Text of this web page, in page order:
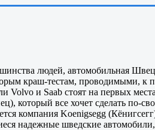
людей, автомобильная
краш-тестам, проводимыми, к
Volvo и Saab стоят на первых
который все хочет сделать по-
компания Koenigsegg
надежные шведские